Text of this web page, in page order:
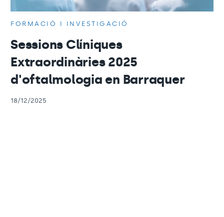
FORMACIÓ I INVESTIGACIÓ
Sessions Clíniques
Extraordinàries 2025
d'oftalmologia en Barraquer
18/12/2025